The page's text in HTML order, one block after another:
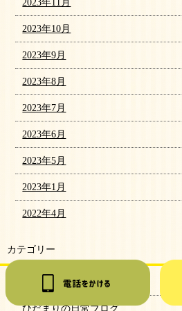
2023年11月
2023年10月
2023年9月
2023年8月
2023年7月
2023年6月
2023年5月
2023年1月
2022年4月
カテゴリー
ひだまりの日常ブログ